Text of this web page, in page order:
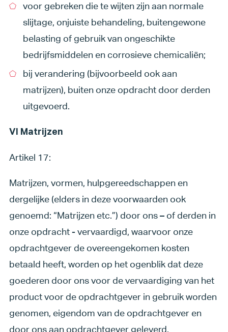
voor gebreken die te wijten zijn aan normale
slijtage, onjuiste behandeling, buitengewone
belasting of gebruik van ongeschikte
bedrijfsmiddelen en corrosieve chemicaliën;
bij verandering (bijvoorbeeld ook aan
matrijzen), buiten onze opdracht door derden
uitgevoerd.
VI Matrijzen
Artikel 17:
Matrijzen, vormen, hulpgereedschappen en
dergelijke (elders in deze voorwaarden ook
genoemd: “Matrijzen etc.”) door ons – of derden in
onze opdracht - vervaardigd, waarvoor onze
opdrachtgever de overeengekomen kosten
betaald heeft, worden op het ogenblik dat deze
goederen door ons voor de vervaardiging van het
product voor de opdrachtgever in gebruik worden
genomen, eigendom van de opdrachtgever en
door ons aan opdrachtgever geleverd.